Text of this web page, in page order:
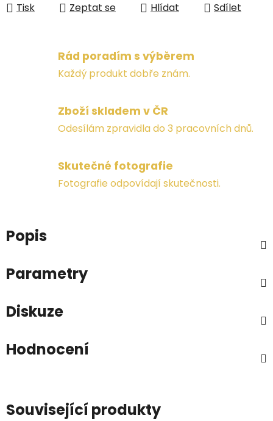
Tisk Zeptat se Hlídat Sdílet
Rád poradím s výběrem
Každý produkt dobře znám.
Zboží skladem v ČR
Odesílám zpravidla do 3 pracovních dnů.
Skutečné fotografie
Fotografie odpovídají skutečnosti.
Popis
Parametry
Diskuze
Hodnocení
Související produkty